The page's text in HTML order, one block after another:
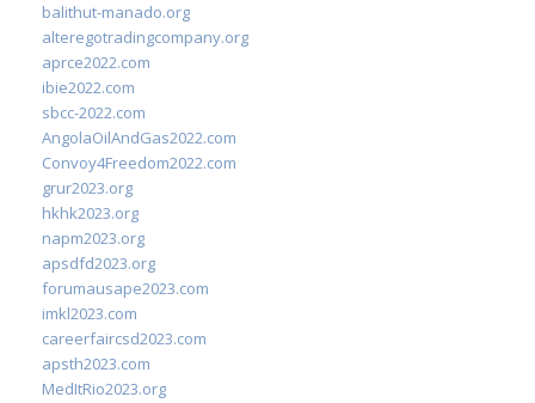
balithut-manado.org
alteregotradingcompany.org
aprce2022.com
ibie2022.com
sbcc-2022.com
AngolaOilAndGas2022.com
Convoy4Freedom2022.com
grur2023.org
hkhk2023.org
napm2023.org
apsdfd2023.org
forumausape2023.com
imkl2023.com
careerfaircsd2023.com
apsth2023.com
MedItRio2023.org